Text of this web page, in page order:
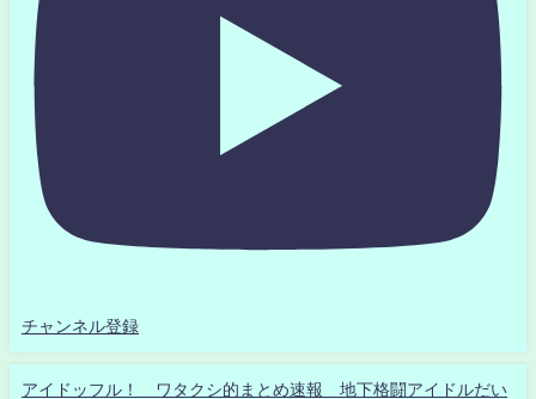
チャンネル登録
アイドッフル！ ワタクシ的まとめ速報 地下格闘アイドルだい